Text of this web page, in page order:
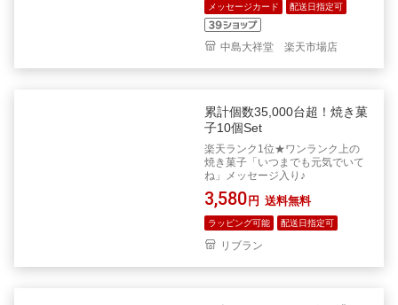
メッセージカード 配送日指定可
中島大祥堂 楽天市場店
累計個数35,000台超！焼き菓
子10個Set
楽天ランク1位★ワンランク上の
焼き菓子「いつまでも元気でいて
ね」メッセージ入り♪
3,580 円 送料無料
ラッピング可能 配送日指定可
リブラン